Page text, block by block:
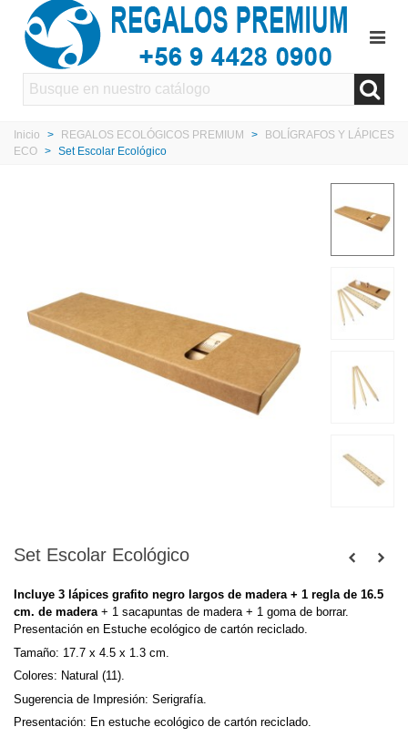
Inicio > REGALOS ECOLÓGICOS PREMIUM >
BOLÍGRAFOS Y LÁPICES
ECO > Set Escolar Ecológico
Set Escolar Ecológico
Incluye 3 lápices grafito negro largos de madera + 1 regla de 16.5
cm. de madera+ 1 sacapuntas de madera + 1 goma de borrar.
Presentación en Estuche ecológico de cartón reciclado.
Tamaño: 17.7 x 4.5 x 1.3 cm.
Colores: Natural (11).
Sugerencia de Impresión: Serigrafía.
Presentación: En estuche ecológico de cartón reciclado.